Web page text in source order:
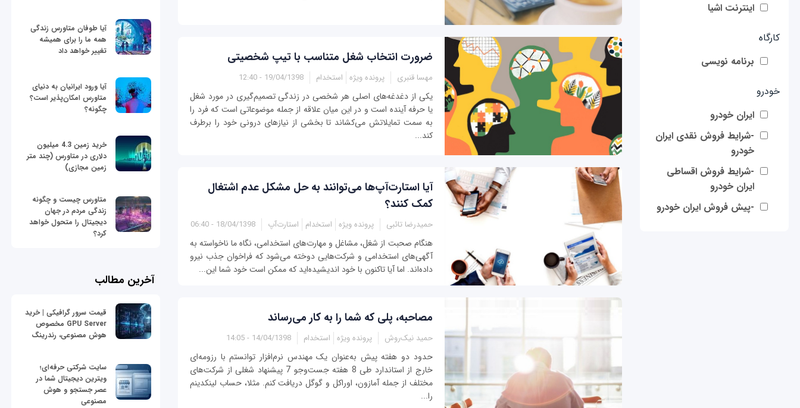
اینترنت اشیا
کارگاه
برنامه نویسی
خودرو
ایران خودرو
-شرایط فروش نقدی ایران
خودرو
-شرایط فروش اقساطی
ایران خودرو
-پیش فروش ایران خودرو
ضرورت انتخاب شغل متناسب با تیپ شخصیتی
مهسا قنبری پرونده ویژه استخدام 19/04/1398 - 12:40
یکی از دغدغه‌های اصلی هر شخصی در زندگی تصمیم‌گیری در مورد شغل
یا حرفه آینده است و در این میان علاقه از جمله موضوعاتی است که فرد را
به سمت تمایلاتش می‌کشاند تا بخشی از نیازهای درونی خود را برطرف
کند...
آیا استارت‌آپ‌ها می‌توانند به حل مشکل عدم اشتغال
کمک کنند؟
حمیدرضا تائبی پرونده ویژه استخدام استارت‌آپ 18/04/1398 - 06:40
هنگام صحبت از شغل، مشاغل و مهارت‌های استخدامی، نگاه ما ناخواسته به
آگهی‌های استخدامی و شرکت‌هایی دوخته می‌شود که فراخوان جذب نیرو
داده‌اند. اما آیا تاکنون با خود اندیشیده‌اید که ممکن است خود شما این...
مصاحبه، پلی که شما را به کار می‌رساند
حمید نیک‌روش پرونده ویژه استخدام 14/04/1398 - 14:05
حدود دو هفته پیش به‌عنوان یک مهندس نرم‌افزار توانستم با رزومه‌ای
خارج از استاندارد طی 8 هفته جست‌وجو 7 پیشنهاد شغلی از شرکت‌های
مختلف از جمله آمازون، اوراکل و گوگل دریافت کنم. مثلا، حساب لینکدینم
را...
آیا طوفان متاورس زندگی
همه ما را برای همیشه
تغییر خواهد داد
آیا ورود ایرانیان به دنیای
متاورس امکان‌پذیر است؟
چگونه؟
خرید زمین 4.3 میلیون
دلاری در متاورس (چند متر
زمین مجازی)
متاورس چیست و چگونه
زندگی مردم در جهان
دیجیتال را متحول خواهد
کرد؟
آخرین مطالب
قیمت سرور گرافیکی | خرید
GPU Server مخصوص
هوش مصنوعی، رندرینگ
سایت شرکتی حرفه‌ای؛
ویترین دیجیتال شما در
عصر جستجو و هوش
مصنوعی